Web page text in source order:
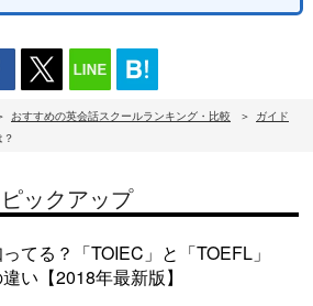
おすすめの英会話スクールランキング・比較
ガイド
ピックアップ
てる？「TOIEC」と「TOEFL」
い【2018年最新版】